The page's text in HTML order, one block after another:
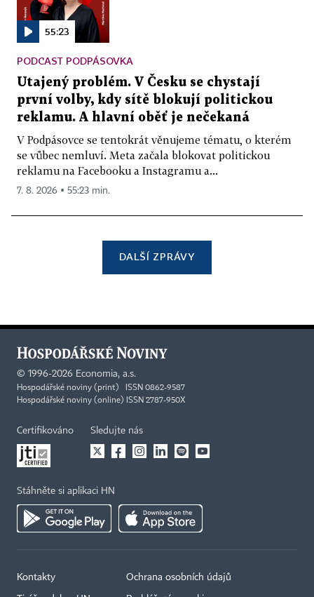
55:23
PODCAST PODPÁSOVKA
Utajený problém. V Česku se chystají
první volby, kdy sítě blokují politickou
reklamu. A hlavní oběť je nečekaná
V Podpásovce se tentokrát věnujeme tématu, o kterém
se vůbec nemluví. Meta začala blokovat politickou
reklamu na Facebooku a Instagramu a...
7. 8. 2026 ▪ 55:23 min.
DALŠÍ ZPRÁVY
© 1996-2026 Economia, a.s.
Hospodářské noviny (print) ISSN 0862-9587
Hospodářské noviny (online) ISSN 2787-950X
Certifikováno Sledujte nás
Stáhněte si aplikaci HN
Kontakty Ochrana osobních údajů